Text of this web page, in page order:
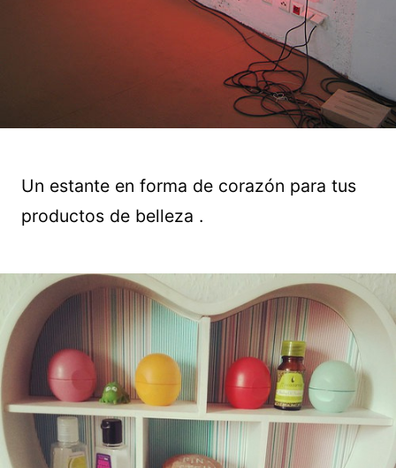
Un estante en forma de corazón para tus
productos de belleza .